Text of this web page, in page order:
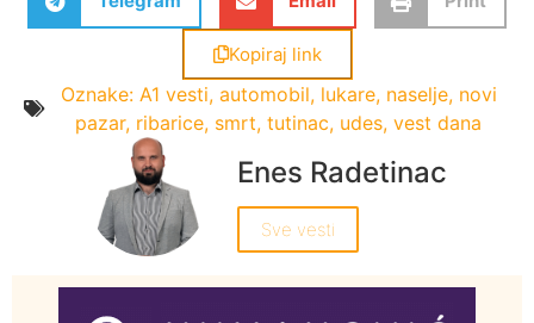
Kopiraj link
Oznake: A1 vesti, automobil, lukare, naselje, novi
pazar, ribarice, smrt, tutinac, udes, vest dana
Enes Radetinac
Sve vesti